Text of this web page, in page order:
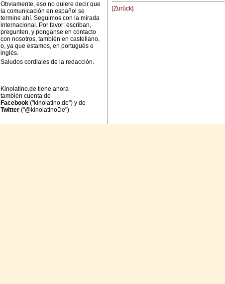
Obviamente, eso no quiere decir que
la comunicación en español se
termine ahí. Seguimos con la mirada
internacional. Por favor: escriban,
pregunten, y ponganse en contacto
con nosotros, también en castellano,
o, ya que estamos, en portugués e
inglés.
Saludos cordiales de la redacción.
Kinolatino.de tiene ahora
también cuenta de
Facebook ("kinolatino.de") y de
Twitter ("@kinolatinoDe")
[Zurück]